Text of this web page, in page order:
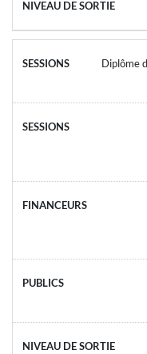
Diplôme